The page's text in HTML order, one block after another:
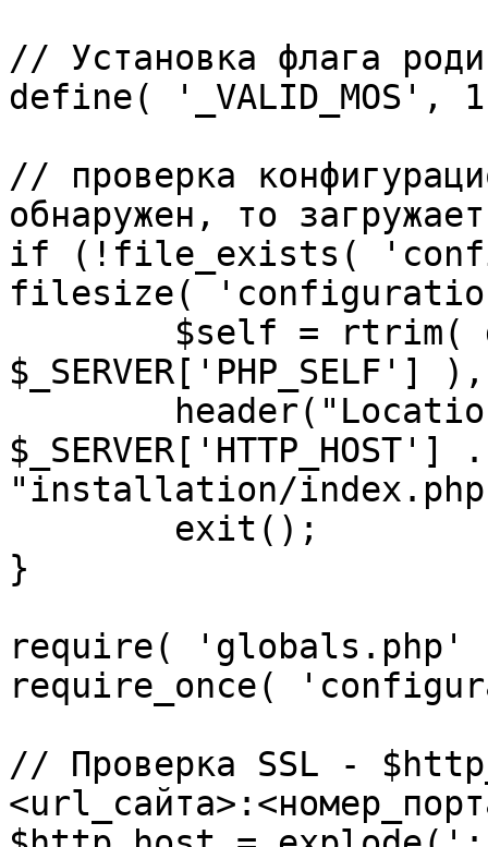
// Установка флага
define( '_VALID_MOS',
// проверка
обнаружен, то
if (!file_exists(
filesize(
"installation/
}
require(
require_once(
// Проверка SSL -